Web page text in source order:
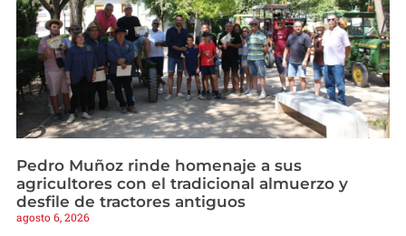
Pedro Muñoz rinde homenaje a sus
agricultores con el tradicional almuerzo y
desfile de tractores antiguos
agosto 6, 2026